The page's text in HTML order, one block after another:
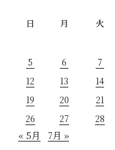
日
月 火
5
6 7
12
13 14
19
20 21
26
27 28
« 5月 7月 »